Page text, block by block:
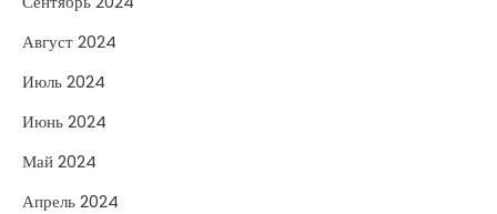
Август 2024
Июль 2024
Июнь 2024
Май 2024
Апрель 2024